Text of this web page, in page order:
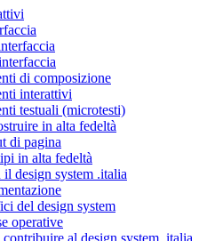
di composizione
interattivi
testuali (microtesti)
in alta fedeltà
di pagina
in alta fedeltà
design system .italia
del design system
operative
al design system .italia